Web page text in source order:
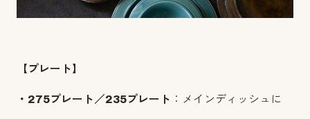
【プレート】
・275プレート／235プレート ：メインディッシュに